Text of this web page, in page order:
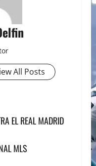
All Posts
EL REAL MADRID
MLS